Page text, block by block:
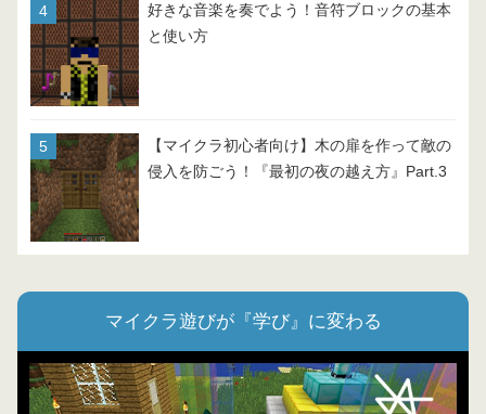
好きな音楽を奏でよう！音符ブロックの基本
と使い方
【マイクラ初心者向け】木の扉を作って敵の
侵入を防ごう！『最初の夜の越え方』Part.3
マイクラ遊びが『学び』に変わる